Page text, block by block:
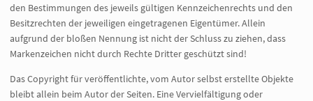
den Bestimmungen des jeweils gültigen Kennzeichenrechts und den
Besitzrechten der jeweiligen eingetragenen Eigentümer. Allein
aufgrund der bloßen Nennung ist nicht der Schluss zu ziehen, dass
Markenzeichen nicht durch Rechte Dritter geschützt sind!
Das Copyright für veröffentlichte, vom Autor selbst erstellte Objekte
bleibt allein beim Autor der Seiten. Eine Vervielfältigung oder